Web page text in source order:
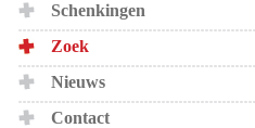
Schenkingen
Zoek
Nieuws
Contact